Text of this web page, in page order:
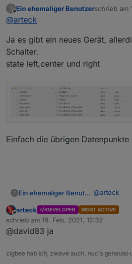
?
Offline
Ein ehemaliger Benutzerschrieb am
zuletzt
@arteck
Ja es gibt ein neues Gerät,
Schalter.
state left,center und right
Einfach die übrigen Datenpunkte
? Ein ehemaliger Benutzer @arteck
Ja es gibt
mit 3 States
Einfach die
Offline
arteck DEVELOPER MOST ACTIVE
schrieb am 19. Feb. 2021, 12:32
zuletzt editiert von
@david83 ja
zigbee hab ich, zwave auch, nuc's genauso